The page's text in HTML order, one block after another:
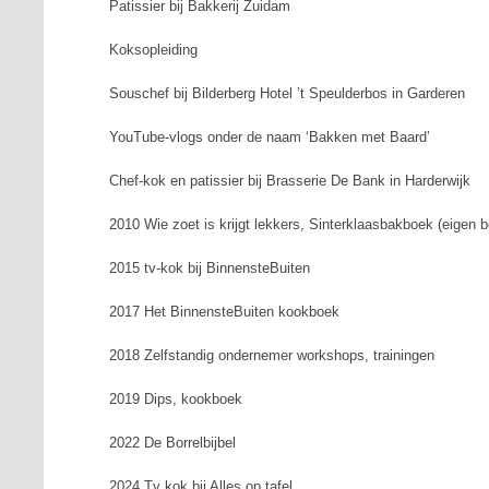
Patissier bij Bakkerij Zuidam
Koksopleiding
Souschef bij Bilderberg Hotel ’t Speulderbos in Garderen
YouTube-vlogs onder de naam ‘Bakken met Baard’
Chef-kok en patissier bij Brasserie De Bank in Harderwijk
2010Wie zoet is krijgt lekkers, Sinterklaasbakboek (eigen
2015 tv-kok bij BinnensteBuiten
2017 Het BinnensteBuiten kookboek
2018 Zelfstandig ondernemer workshops, trainingen
2019 Dips, kookboek
2022 De Borrelbijbel